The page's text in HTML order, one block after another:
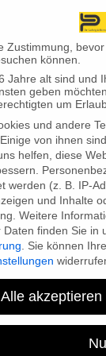
So finden Sie uns
Wir bieten
dass die
dafür, den
Temperaturen
Zustimmung,
können.
Jahre alt sind und
geben
um
und andere
von ihnen
helfen, diese
werden (z. B. IP-
und Inhalte
Weitere
Daten finden Sie in
Sie können
Alle akzeptieren